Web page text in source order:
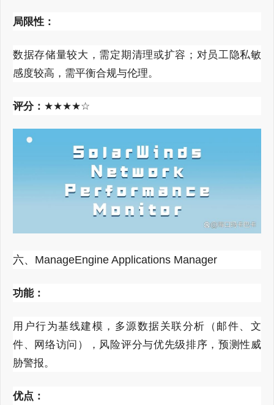
局限性：
数据存储量较大，需定期清理或扩容；对员工隐私敏
感度较高，需平衡合规与伦理。
评分： ★★★★☆
六、ManageEngine Applications Manager
功能：
用户行为基线建模，多源数据关联分析（邮件、文
件、网络访问），风险评分与优先级排序，预测性威
胁警报。
优点：